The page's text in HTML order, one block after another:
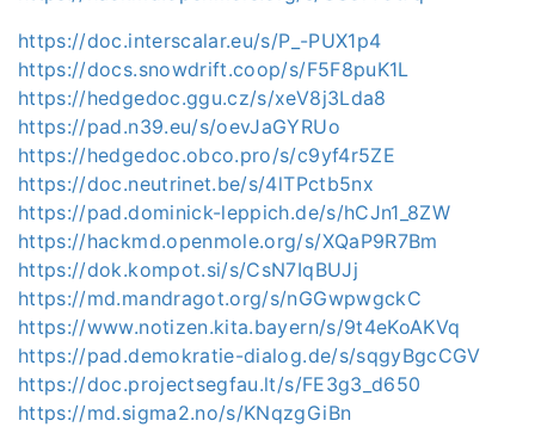
https://doc.interscalar.eu/s/P_-PUX1p4
https://docs.snowdrift.coop/s/F5F8puK1L
https://hedgedoc.ggu.cz/s/xeV8j3Lda8
https://pad.n39.eu/s/oevJaGYRUo
https://hedgedoc.obco.pro/s/c9yf4r5ZE
https://doc.neutrinet.be/s/4lTPctb5nx
https://pad.dominick-leppich.de/s/hCJn1_8ZW
https://hackmd.openmole.org/s/XQaP9R7Bm
https://dok.kompot.si/s/CsN7IqBUJj
https://md.mandragot.org/s/nGGwpwgckC
https://www.notizen.kita.bayern/s/9t4eKoAKVq
https://pad.demokratie-dialog.de/s/sqgyBgcCGV
https://doc.projectsegfau.lt/s/FE3g3_d650
https://md.sigma2.no/s/KNqzgGiBn